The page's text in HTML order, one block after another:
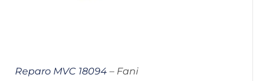
Reparo MVC 18094 – Fani